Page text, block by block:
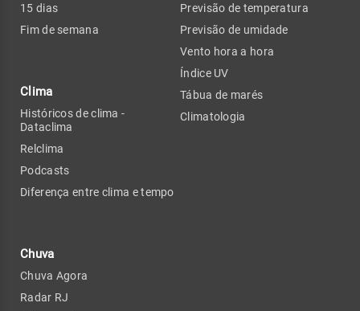
15 dias
Fim de semana
Clima
Históricos de clima -
Dataclima
Relclima
Podcasts
Diferença entre clima e tempo
Chuva
Chuva Agora
Radar RJ
Previsão de temperatura
Previsão de umidade
Vento hora a hora
Índice UV
Tábua de marés
Climatologia